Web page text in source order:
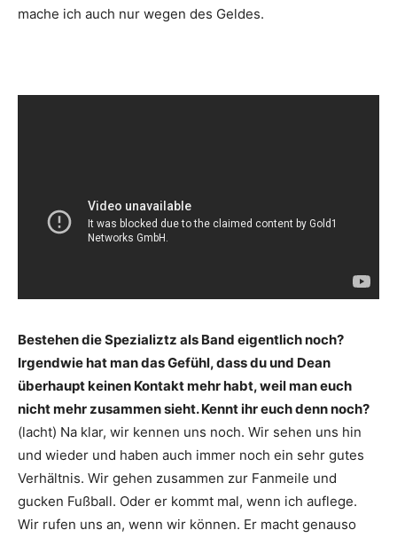
mache ich auch nur wegen des Geldes.
Bestehen die Spezializtz als Band eigentlich noch?
Irgendwie hat man das Gefühl, dass du und Dean
überhaupt keinen Kontakt mehr habt, weil man euch
nicht mehr zusammen sieht. Kennt ihr euch denn noch?
(lacht) Na klar, wir kennen uns noch. Wir sehen uns hin
und wieder und haben auch immer noch ein sehr gutes
Verhältnis. Wir gehen zusammen zur Fanmeile und
gucken Fußball. Oder er kommt mal, wenn ich auflege.
Wir rufen uns an, wenn wir können. Er macht genauso